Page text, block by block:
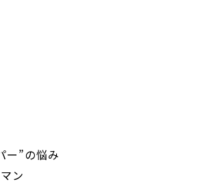
ー”の悩み
ン